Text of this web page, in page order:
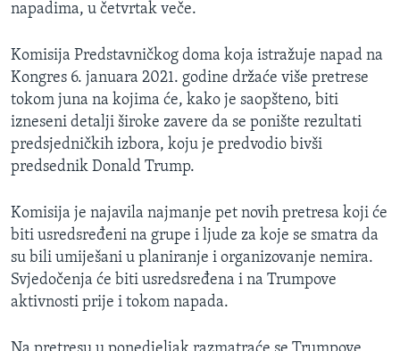
napadima, u četvrtak veče.
Komisija Predstavničkog doma koja istražuje napad na
Kongres 6. januara 2021. godine držaće više pretrese
tokom juna na kojima će, kako je saopšteno, biti
izneseni detalji široke zavere da se ponište rezultati
predsjedničkih izbora, koju je predvodio bivši
predsednik Donald Trump.
Komisija je najavila najmanje pet novih pretresa koji će
biti usredsređeni na grupe i ljude za koje se smatra da
su bili umiješani u planiranje i organizovanje nemira.
Svjedočenja će biti usredsređena i na Trumpove
aktivnosti prije i tokom napada.